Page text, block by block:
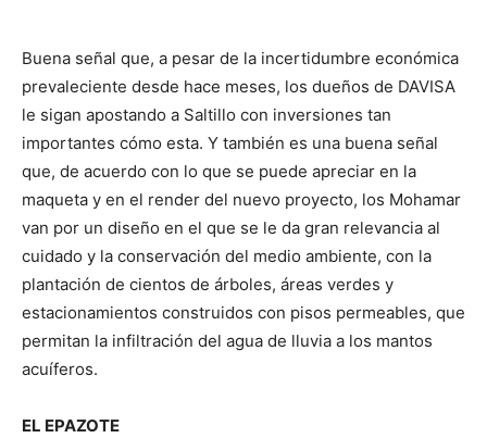
Buena señal que, a pesar de la incertidumbre económica
prevaleciente desde hace meses, los dueños de DAVISA
le sigan apostando a Saltillo con inversiones tan
importantes cómo esta. Y también es una buena señal
que, de acuerdo con lo que se puede apreciar en la
maqueta y en el render del nuevo proyecto, los Mohamar
van por un diseño en el que se le da gran relevancia al
cuidado y la conservación del medio ambiente, con la
plantación de cientos de árboles, áreas verdes y
estacionamientos construidos con pisos permeables, que
permitan la infiltración del agua de lluvia a los mantos
acuíferos.
EL EPAZOTE